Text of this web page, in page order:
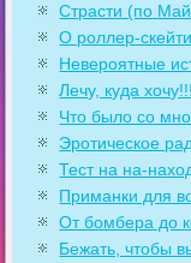
Страсти (по
О роллер-
Невероятные
Лечу, куда хочу!!!
Что было со
Эротическое
Тест на на-
Приманки для
От бомбера до
Бежать, чтобы